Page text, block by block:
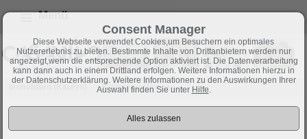
Menü
Exklusives Wohnen
Consent Manager
Diese Webseite verwendet Cookies,um Besuchern ein optimales
Nutzererlebnis zu bieten. Bestimmte Inhalte von Drittanbietern werden nur
angezeigt,wenn die entsprechende Option aktiviert ist. Die Datenverarbeitung
kann dann auch in einem Drittland erfolgen. Weitere Informationen hierzu in
der Datenschutzerklärung. Weitere Informationen zu den Auswirkungen Ihrer
Auswahl finden Sie unter Hilfe.